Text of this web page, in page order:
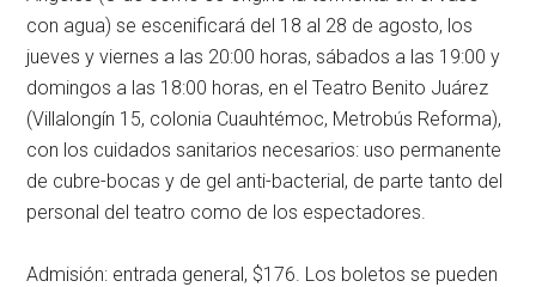
con agua) se escenificará del 18 al 28 de agosto, los
jueves y viernes a las 20:00 horas, sábados a las 19:00 y
domingos a las 18:00 horas, en el Teatro Benito Juárez
(Villalongín 15, colonia Cuauhtémoc, Metrobús Reforma),
con los cuidados sanitarios necesarios: uso permanente
de cubre-bocas y de gel anti-bacterial, de parte tanto del
personal del teatro como de los espectadores.
Admisión: entrada general, $176. Los boletos se pueden